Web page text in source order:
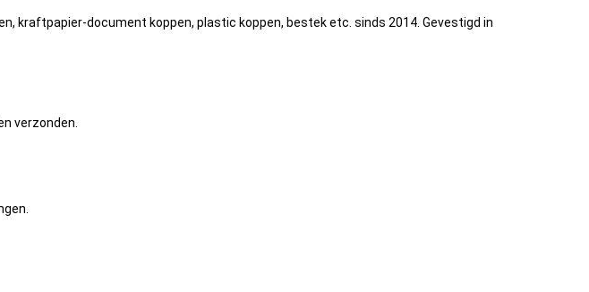
kraftpapier-document koppen, plastic koppen, bestek etc. sinds 2014. Gevestigd in
verzonden.